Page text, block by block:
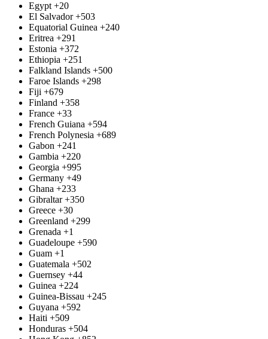
Egypt +20
El Salvador +503
Equatorial Guinea +240
Eritrea +291
Estonia +372
Ethiopia +251
Falkland Islands +500
Faroe Islands +298
Fiji +679
Finland +358
France +33
French Guiana +594
French Polynesia +689
Gabon +241
Gambia +220
Georgia +995
Germany +49
Ghana +233
Gibraltar +350
Greece +30
Greenland +299
Grenada +1
Guadeloupe +590
Guam +1
Guatemala +502
Guernsey +44
Guinea +224
Guinea-Bissau +245
Guyana +592
Haiti +509
Honduras +504